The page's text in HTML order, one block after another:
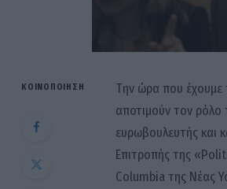
ΚΟΙΝΟΠΟΊΗΣΗ
Την ώρα που έχουμε
αποτιμούν τον ρόλο
ευρωβουλευτής και
Επιτροπής της
Columbia της Νέας